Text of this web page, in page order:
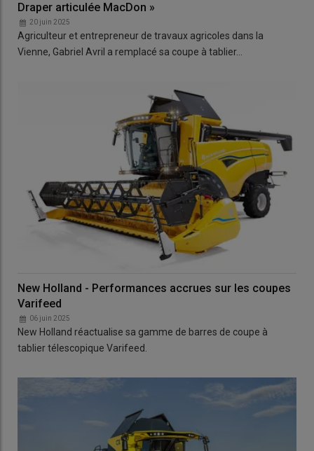
Draper articulée MacDon »
20 juin 2025
Agriculteur et entrepreneur de travaux agricoles dans la
Vienne, Gabriel Avril a remplacé sa coupe à tablier…
New Holland - Performances accrues sur les coupes
Varifeed
06 juin 2025
New Holland réactualise sa gamme de barres de coupe à
tablier télescopique Varifeed.